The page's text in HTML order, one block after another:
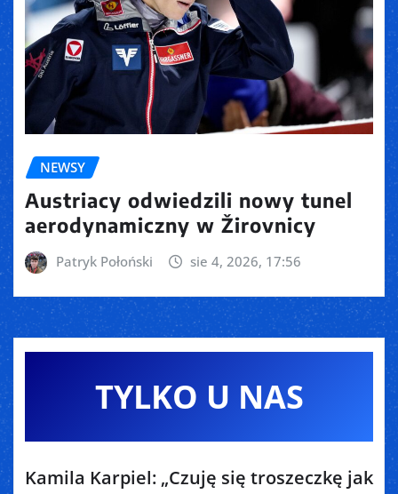
NEWSY
Austriacy odwiedzili nowy tunel
aerodynamiczny w Žirovnicy
Patryk Połoński sie 4, 2026, 17:56
TYLKO U NAS
Kamila Karpiel: „Czuję się troszeczkę jak